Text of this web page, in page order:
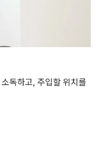
독하고, 주입할 위치를